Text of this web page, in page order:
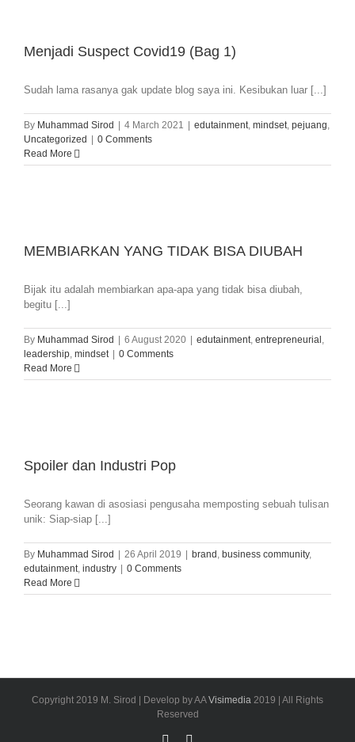
Menjadi Suspect Covid19 (Bag 1)
Sudah lama rasanya gak update blog saya ini. Kesibukan luar [...]
By Muhammad Sirod 4 March 2021 edutainment, mindset, pejuang,
Uncategorized
0 Comments
Read More
MEMBIARKAN YANG TIDAK BISA DIUBAH
Bijak itu adalah membiarkan apa-apa yang tidak bisa diubah,
begitu [...]
By Muhammad Sirod 6 August 2020 edutainment, entrepreneurial ,
leadership, mindset
0 Comments
Read More
Spoiler dan Industri Pop
Seorang kawan di asosiasi pengusaha memposting sebuah tulisan
unik: Siap-siap [...]
By Muhammad Sirod 26 April 2019 brand , business community,
edutainment, industry
0 Comments
Read More
Copyright 2019 M. Sirod | Develop by AAVisimedia 2019 | All Rights
Reserved
Facebook